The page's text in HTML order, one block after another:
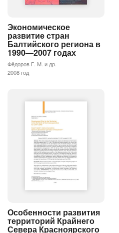
Экономическое
развитие стран
Балтийского региона в
1990—2007 годах
Фёдоров Г. М. и др.
2008 год
Особенности развития
территорий Крайнего
Севера Красноярского